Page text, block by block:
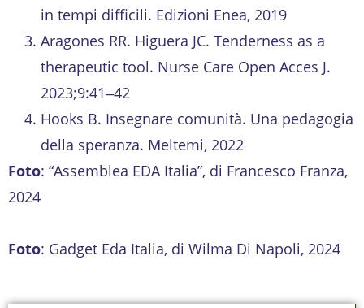
in tempi difficili. Edizioni Enea, 2019
Aragones RR. Higuera JC. Tenderness as a
therapeutic tool. Nurse Care Open Acces J.
2023;9:41‒42
Hooks B. Insegnare comunità. Una pedagogia
della speranza. Meltemi, 2022
Foto: “Assemblea EDA Italia”, di Francesco Franza,
2024
Foto: Gadget Eda Italia, di Wilma Di Napoli, 2024